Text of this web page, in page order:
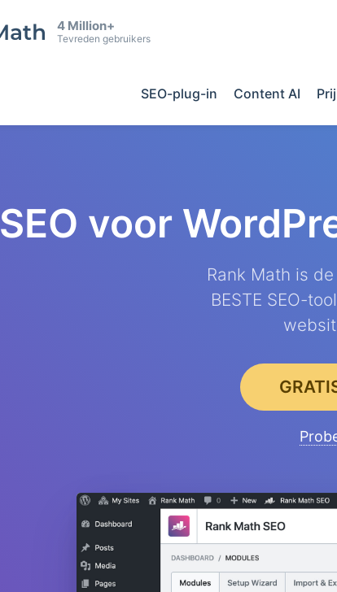
4 Million+
Tevreden gebruikers
SEO-plug-in Content AI
SEO voor
Rank Math is
BESTE SEO-